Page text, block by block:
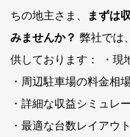
ちの地主さま、
まずは
みませんか？ 弊社では、
供しております： ・現
・周辺駐車場の料金相
・詳細な収益シミュレ
・最適な台数レイアウ